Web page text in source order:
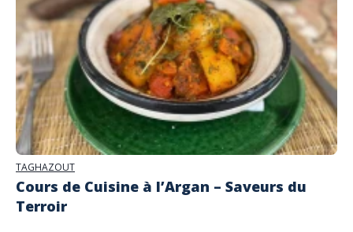
TAGHAZOUT
Cours de Cuisine à l’Argan – Saveurs du
Terroir